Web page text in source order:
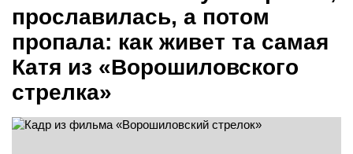
прославилась, а потом
пропала: как живет та самая
Катя из «Ворошиловского
стрелка»